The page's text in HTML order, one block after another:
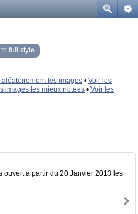
full style
aléatoirement les images • Voir les
images les mieux notées • Voir les
ouvert à partir du 20 Janvier 2013 les